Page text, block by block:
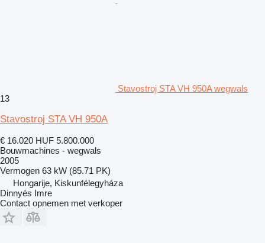
Stavostroj STA VH 950A wegwals
13
Stavostroj STA VH 950A
€ 16.020 HUF 5.800.000
Bouwmachines - wegwals
2005
Vermogen 63 kW (85.71 PK)
Hongarije, Kiskunfélegyháza
Dinnyés Imre
Contact opnemen met verkoper